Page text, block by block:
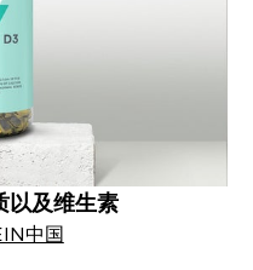
以及维生素
中国